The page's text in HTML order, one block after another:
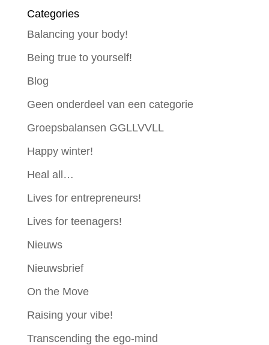
Categories
Balancing your body!
Being true to yourself!
Blog
Geen onderdeel van een categorie
Groepsbalansen GGLLVVLL
Happy winter!
Heal all…
Lives for entrepreneurs!
Lives for teenagers!
Nieuws
Nieuwsbrief
On the Move
Raising your vibe!
Transcending the ego-mind